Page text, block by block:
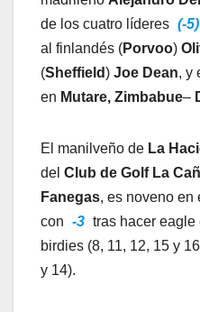
de los cuatro líderes (-5)
al finlandés (Porvoo)
(Sheffield) Joe Dean, y
en Mutare, Zimbabue–
El manilveño de La
del Club de Golf La
Fanegas, es noveno en
con -3 tras hacer
birdies (8, 11, 12, 15 y
y 14).